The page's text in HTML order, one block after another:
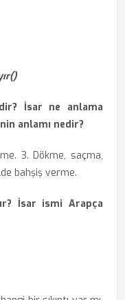
İsar ne anlama
anlamı nedir?
3. Dökme, saçma,
bahşiş verme.
İsar ismi Arapça